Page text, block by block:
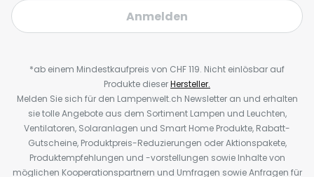
Anmelden
*ab einem Mindestkaufpreis von CHF 119. Nicht einlösbar auf
Produkte dieserHersteller.
Melden Sie sich für den Lampenwelt.ch Newsletter an und erhalten
sie tolle Angebote aus dem Sortiment Lampen und Leuchten,
Ventilatoren, Solaranlagen und Smart Home Produkte, Rabatt-
Gutscheine, Produktpreis-Reduzierungen oder Aktionspakete,
Produktempfehlungen und -vorstellungen sowie Inhalte von
möglichen Kooperationspartnern und Umfragen sowie Anfragen für